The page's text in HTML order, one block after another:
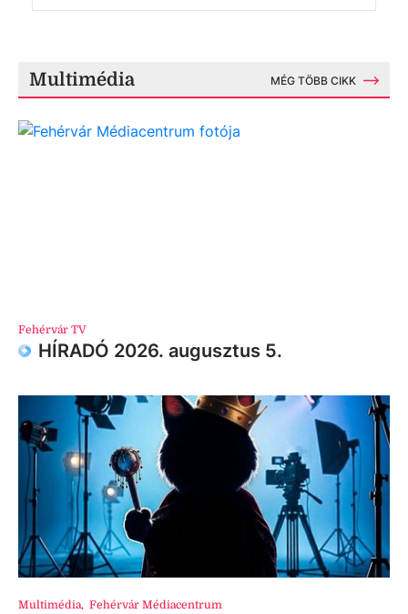
Multimédia MÉG TÖBB CIKK
Fehérvár TV
HÍRADÓ 2026. augusztus 5.
Multimédia, Fehérvár Médiacentrum